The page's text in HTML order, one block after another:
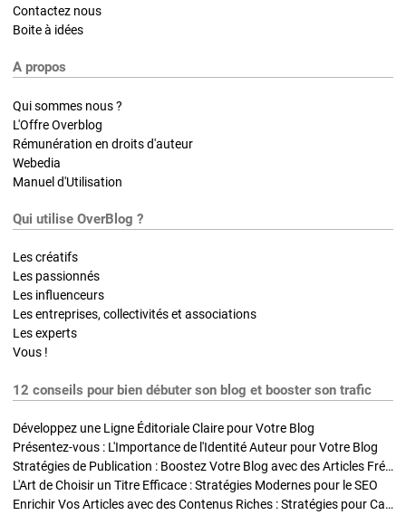
Contactez nous
Boite à idées
A propos
Qui sommes nous ?
L'Offre Overblog
Rémunération en droits d'auteur
Webedia
Manuel d'Utilisation
Qui utilise OverBlog ?
Les créatifs
Les passionnés
Les influenceurs
Les entreprises, collectivités et associations
Les experts
Vous !
12 conseils pour bien débuter son blog et booster son trafic
Développez une Ligne Éditoriale Claire pour Votre Blog
Présentez-vous : L'Importance de l'Identité Auteur pour Votre Blog
Stratégies de Publication : Boostez Votre Blog avec des Articles Fréquents et Exclusifs
L'Art de Choisir un Titre Efficace : Stratégies Modernes pour le SEO
Enrichir Vos Articles avec des Contenus Riches : Stratégies pour Captiver et Optimiser